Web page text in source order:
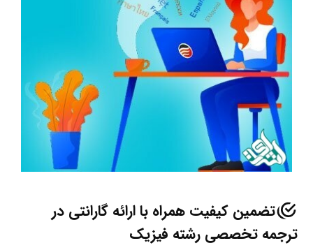
تضمین کیفیت همراه با ارائه گارانتی در
ترجمه تخصصی رشته فیزیک